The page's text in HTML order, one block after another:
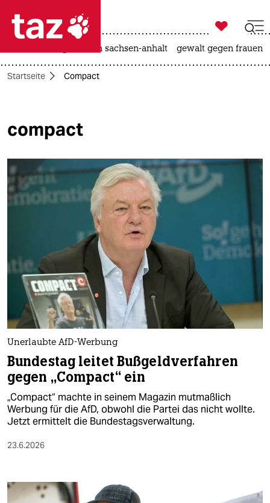
 taz zahl ich
politik
öko
gesellschaft
berlin
nord
wahrheit
verlag
verlag
veranstaltungen
shop
fragen & hilfe
abo

taz zahl ich
landtagswahl in sachsen-anhalt gewalt gegen frauen
Startseite Compact
compact
Unerlaubte AfD-Werbung
Bundestag leitet Bußgeldverfahren
gegen „Compact“ ein
„Compact“ machte in seinem Magazin mutmaßlich
Werbung für die AfD, obwohl die Partei das nicht wollte.
Jetzt ermittelt die Bundestagsverwaltung.
23.6.2026